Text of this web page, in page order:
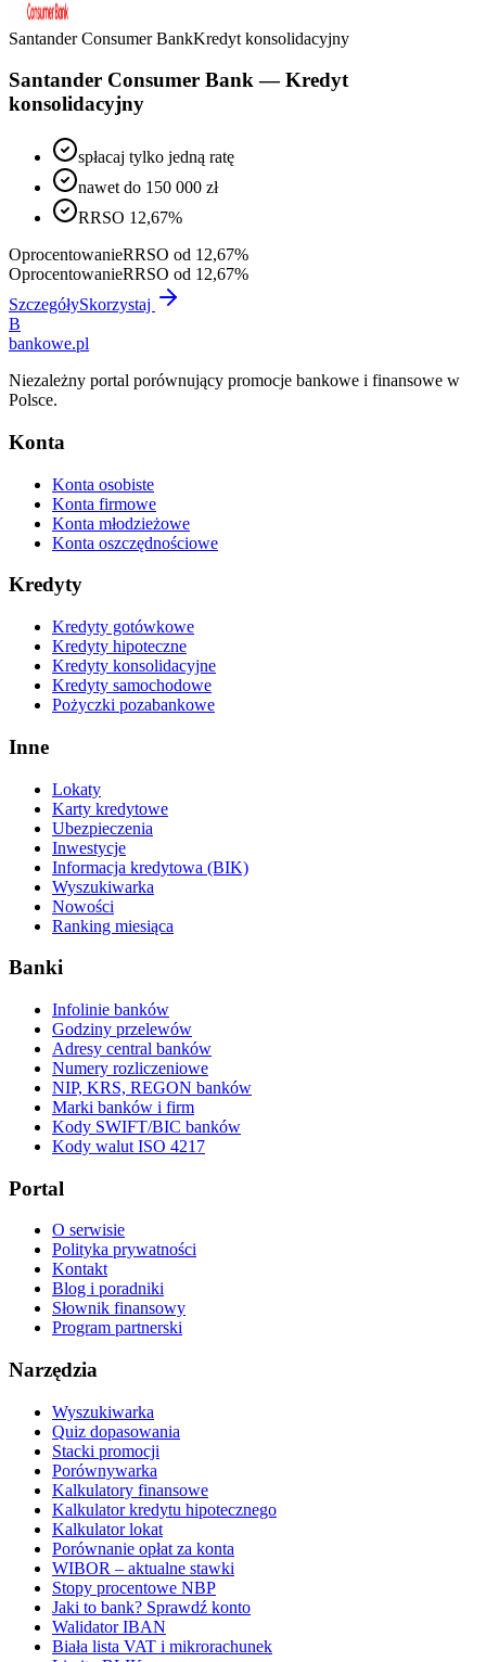
Santander Consumer BankKredyt konsolidacyjny
Santander Consumer Bank — Kredyt
konsolidacyjny
spłacaj tylko jedną ratę
nawet do 150 000 zł
RRSO 12,67%
OprocentowanieRRSO od 12,67%
OprocentowanieRRSO od 12,67%
SzczegółySkorzystaj
B
bankowe.pl
Niezależny portal porównujący promocje bankowe i finansowe w
Polsce.
Konta
Konta osobiste
Konta firmowe
Konta młodzieżowe
Konta oszczędnościowe
Kredyty
Kredyty gotówkowe
Kredyty hipoteczne
Kredyty konsolidacyjne
Kredyty samochodowe
Pożyczki pozabankowe
Inne
Lokaty
Karty kredytowe
Ubezpieczenia
Inwestycje
Informacja kredytowa (BIK)
Wyszukiwarka
Nowości
Ranking miesiąca
Banki
Infolinie banków
Godziny przelewów
Adresy central banków
Numery rozliczeniowe
NIP, KRS, REGON banków
Marki banków i firm
Kody SWIFT/BIC banków
Kody walut ISO 4217
Portal
O serwisie
Polityka prywatności
Kontakt
Blog i poradniki
Słownik finansowy
Program partnerski
Narzędzia
Wyszukiwarka
Quiz dopasowania
Stacki promocji
Porównywarka
Kalkulatory finansowe
Kalkulator kredytu hipotecznego
Kalkulator lokat
Porównanie opłat za konta
WIBOR – aktualne stawki
Stopy procentowe NBP
Jaki to bank? Sprawdź konto
Walidator IBAN
Biała lista VAT i mikrorachunek